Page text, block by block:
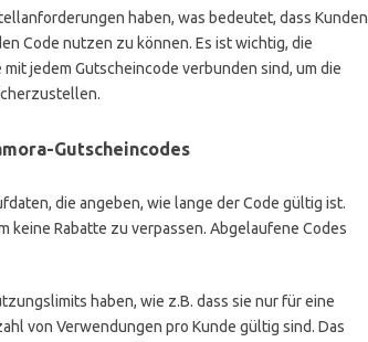
haben, was bedeutet, dass Kunden
Code nutzen zu können. Es ist wichtig, die
jedem Gutscheincode verbunden sind, um die
Gutscheincodes
die angeben, wie lange der Code gültig ist.
keine Rabatte zu verpassen. Abgelaufene Codes
haben, wie z.B. dass sie nur für eine
von Verwendungen pro Kunde gültig sind. Das